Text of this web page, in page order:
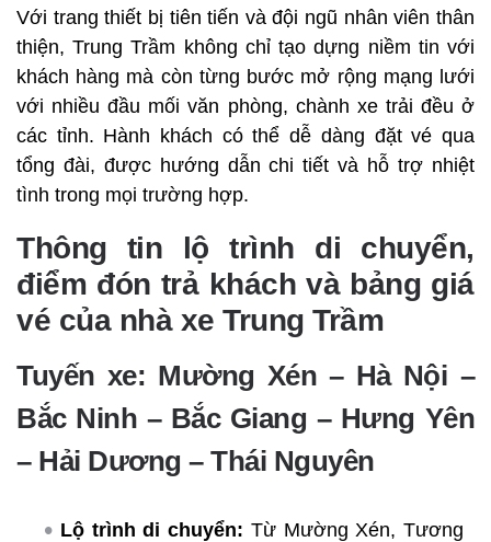
Với trang thiết bị tiên tiến và đội ngũ nhân viên thân
thiện, Trung Trầm không chỉ tạo dựng niềm tin với
khách hàng mà còn từng bước mở rộng mạng lưới
với nhiều đầu mối văn phòng, chành xe trải đều ở
các tỉnh. Hành khách có thể dễ dàng đặt vé qua
tổng đài, được hướng dẫn chi tiết và hỗ trợ nhiệt
tình trong mọi trường hợp.
Thông tin lộ trình di chuyển,
điểm đón trả khách và bảng giá
vé của nhà xe Trung Trầm
Tuyến xe: Mường Xén – Hà Nội –
Bắc Ninh – Bắc Giang – Hưng Yên
– Hải Dương – Thái Nguyên
Lộ trình di chuyển: Từ Mường Xén, Tương